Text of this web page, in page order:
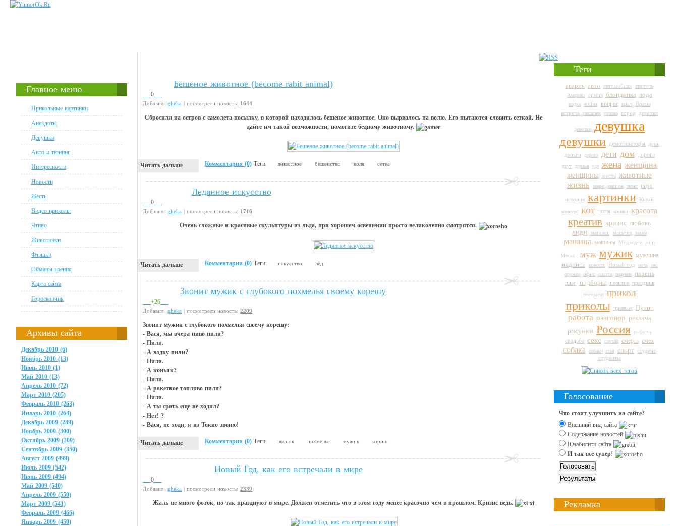
Главное меню
Прикольные картинки
Анекдоты
Девушки
Авто и тюнинг
Интересности
Новости
Жесть
Видео приколы
Чтиво
Животинки
Флэшки
Обманы зрения
Карта сайта
Гороскопчик
Архивы сайта
Декабрь 2010 (6)
Ноябрь 2010 (13)
Июль 2010 (1)
Май 2010 (13)
Апрель 2010 (72)
Март 2010 (205)
Февраль 2010 (263)
Январь 2010 (264)
Декабрь 2009 (289)
Ноябрь 2009 (300)
Октябрь 2009 (309)
Сентябрь 2009 (350)
Август 2009 (499)
Июль 2009 (542)
Июнь 2009 (494)
Май 2009 (540)
Апрель 2009 (550)
Март 2009 (541)
Февраль 2009 (466)
Январь 2009 (450)
Бешеное животное (become rabit animal)
0
Добавил gheka | посмотрели новость: 1644
Сбросили на остров с самолета посылку, в которой находилось бешеное животное. Оно вырвалось на волю. Его пытаются словить сеткой. Не
дайте им такой возможности, помогите бедному животному.
Читать дальше Комментарии (0) Теги: животное бешенство воля сетка
Ледянное искусство
0
Добавил gheka | посмотрели новость: 1716
Очень сложные и красивые скульптуры из льда, при хорошем освещении просто великолепно смотрятся.
Читать дальше Комментарии (0) Теги: искусство лёд
Звонит мужик с глубокого похмелья своему корешу
+26
Добавил gheka | посмотрели новость: 2209
Звонит мужик с глубокого похмелья своему корешу:
- Вася, мы вчера пиво пили?
- Пили.
- А водку пили?
- Пили.
- А коньяк?
- Пили.
- А ракетное топливо пили?
- Пили.
- А ты срать еще не ходил?
- Нет! ?
- Вася, не ходи, я из Токио звоню!
Читать дальше Комментарии (0) Теги: звонок похмелье мужик кориш
Новый Год, как его встречали в мире
0
Добавил gheka | посмотрели новость: 2339
Жаль не много фоток, но так празднуют в мире. Должен отметить что в этом году менее красочно чем в прошлом. Кризис ведь.
Теги
авария авто автомобиль алкоголь
Америка армия блондинка вода
водка война вопрос врач Время
встреча гаишник голова город девочка
девочки девушка
девушки демотиваторы день
деньги дерево дети дом дорога
друг друзья еда жена женщина
женщины жесть животные
жизнь звери звонок зима игра
история картинки Китай
конкурс кот коты кошки красота
креатив кризис любовь
люди
магазин мальчик мама
машина машины Медведев мир
Москва муж мужик мужчина
надписи
новости Новый год ночь
ню
оружие офис охота падение парень
пиво подборка позитив праздник
президент прикол
приколы прыжок Путин
работа разговор реклама
рисунки Россия рыбалка
свадьба секс случай смерть смех
собака собаки сон спорт студент
студенты
Голосование
Что стоит улучшить на сайте?
Внешний вид сайта
Содержание новостей
Юзабилити сайта
И так всё супер!
Рекламка